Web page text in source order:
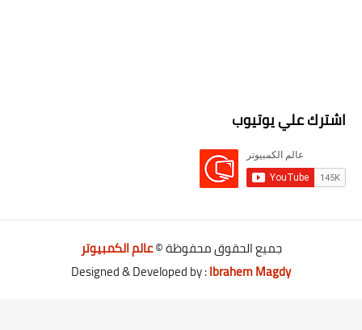
اشترك علي يوتيوب
جميع الحقوق محفوظة ©عالم الكمبيوتر
Designed & Developed by :Ibrahem Magdy